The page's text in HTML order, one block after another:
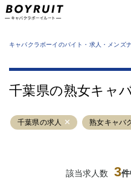
業種
運
サイ
キャバクラボーイのバイト・求人・メンズ
千葉県の熟女キャ
千葉県の求人 熟女キャバ
該当求人数 3
六本木
吉祥寺